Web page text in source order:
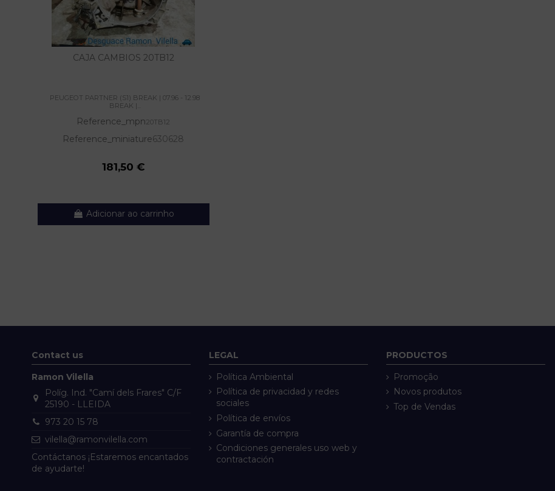
CAJA CAMBIOS 20TB12
PEUGEOT PARTNER (S1) BREAK | 07.96 - 12.98
BREAK |...
Reference_mpn20TB12
Reference_miniature630628
181,50 €
Adicionar ao carrinho
Contact us
Ramon Vilella
Políg. Ind. "Camí dels Frares" C/F
25190 - LLEIDA
973 20 15 78
vilella@ramonvilella.com
Contáctanos ¡Estaremos encantados
de ayudarte!
LEGAL
Política Ambiental
Política de privacidad y redes
sociales
Política de envíos
Garantía de compra
Condiciones generales uso web y
contractación
PRODUCTOS
Promoção
Novos produtos
Top de Vendas